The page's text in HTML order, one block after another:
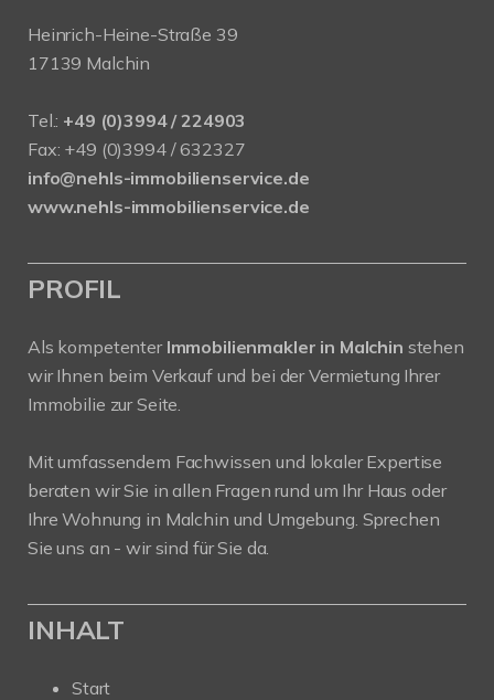
Heinrich-Heine-Straße 39
17139 Malchin
Tel.: +49 (0)3994 / 224903
Fax: +49 (0)3994 / 632327
info@nehls-immobilienservice.de
www.nehls-immobilienservice.de
PROFIL
Als kompetenter Immobilienmakler in Malchin stehen
wir Ihnen beim Verkauf und bei der Vermietung Ihrer
Immobilie zur Seite.
Mit umfassendem Fachwissen und lokaler Expertise
beraten wir Sie in allen Fragen rund um Ihr Haus oder
Ihre Wohnung in Malchin und Umgebung. Sprechen
Sie uns an - wir sind für Sie da.
INHALT
Start